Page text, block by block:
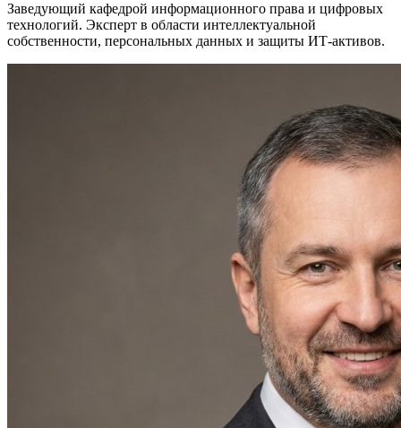
Заведующий кафедрой информационного права и цифровых
технологий. Эксперт в области интеллектуальной
собственности, персональных данных и защиты ИТ-активов.